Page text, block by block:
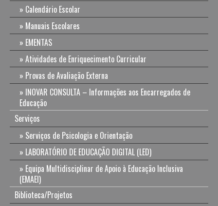
Calendário Escolar
Manuais Escolares
EMENTAS
Atividades de Enriquecimento Curricular
Provas de Avaliação Externa
INOVAR CONSULTA – Informações aos Encarregados de
Educação
Serviços
Serviços de Psicologia e Orientação
LABORATÓRIO DE EDUCAÇÃO DIGITAL (LED)
Equipa Multidisciplinar de Apoio à Educação Inclusiva
(EMAEI)
Biblioteca/Projetos